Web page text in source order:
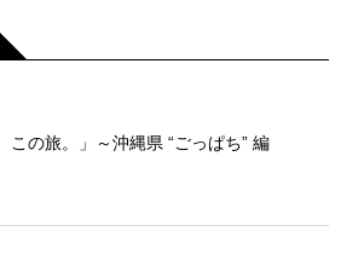
この旅。」～沖縄県 “ごっぱち” 編